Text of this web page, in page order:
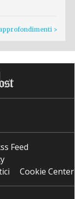
>
Feed
Cookie Center